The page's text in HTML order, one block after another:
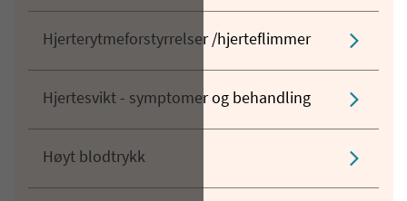
Hjerterytmeforstyrrelser /hjerteflimmer
Hjertesvikt - symptomer og behandling
Høyt blodtrykk